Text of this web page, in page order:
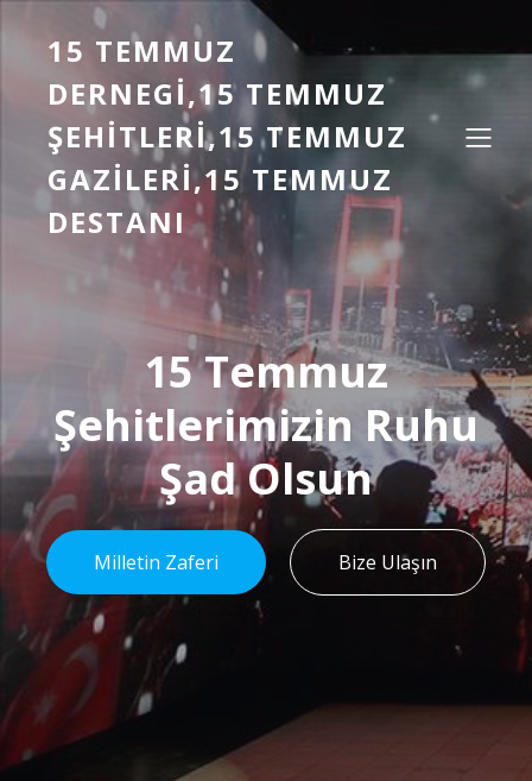
15 TEMMUZ
DERNEGI,15 TEMMUZ
ŞEHITLERI,15 TEMMUZ
GAZILERI,15 TEMMUZ
DESTANI
15 Temmuz
Şehitlerimizin Ruhu
Şad Olsun
Milletin Zaferi Bize Ulaşın